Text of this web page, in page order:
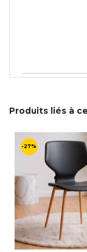
Produits liés à
-27%